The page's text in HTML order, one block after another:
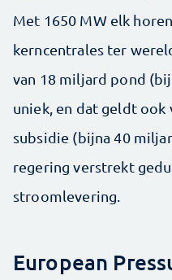
Met 1650 MW elk
kerncentrales ter
van 18 miljard pond
uniek, en dat geldt
subsidie (bijna 40
regering verstrekt
stroomlevering.
European